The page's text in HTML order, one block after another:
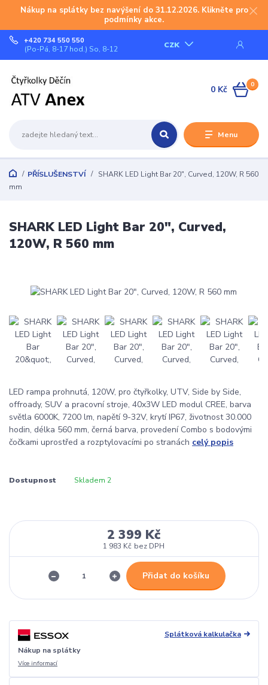
Nákup na splátky bez navýšení do 31.12.2026. Klikněte pro
podmínky akce.
Menu
CZK
+420 734 550 550
(Po-Pá, 8-17 hod.) So, 8-12
0
0 Kč
PŘÍSLUŠENSTVÍ
SHARK LED Light Bar 20", Curved, 120W, R 560
mm
SHARK LED Light Bar 20", Curved,
120W, R 560 mm
LED rampa prohnutá, 120W, pro čtyřkolky, UTV, Side by Side,
offroady, SUV a pracovní stroje, 40x3W LED modul CREE, barva
světla 6000K, 7200 lm, napětí 9-32V, krytí IP67, životnost 30.000
hodin, délka 560 mm, černá barva, provedení Combo s bodovými
čočkami uprostřed a rozptylovacími po stranách celý popis
Dostupnost Skladem 2
2 399 Kč
1 983 Kč bez DPH
Přidat do košíku
Splátková kalkulačka
Nákup na splátky
Více informací